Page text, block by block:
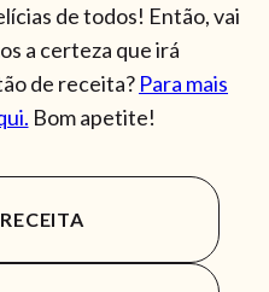
de todos! Então, vai
a certeza que irá
de receita? Para mais
Bom apetite!